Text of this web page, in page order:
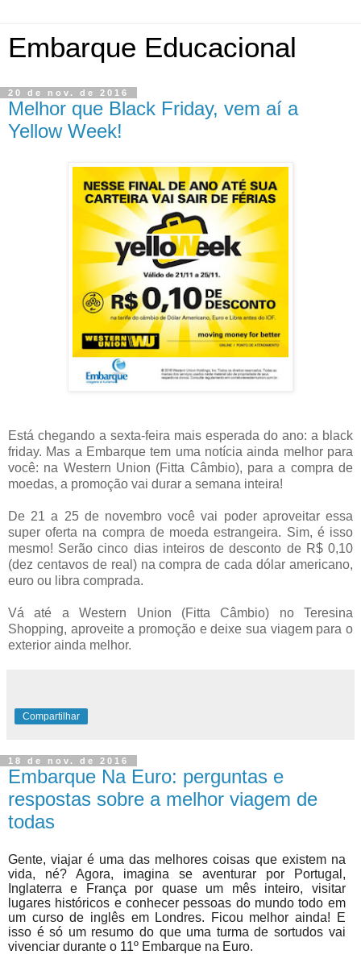
Embarque Educacional
20 de nov. de 2016
Melhor que Black Friday, vem aí a
Yellow Week!
Está chegando a sexta-feira mais esperada do ano: a black
friday. Mas a Embarque tem uma notícia ainda melhor para
você: na Western Union (Fitta Câmbio), para a compra de
moedas, a promoção vai durar a semana inteira!
De 21 a 25 de novembro você vai poder aproveitar essa
super oferta na compra de moeda estrangeira. Sim, é isso
mesmo! Serão cinco dias inteiros de desconto de R$ 0,10
(dez centavos de real) na compra de cada dólar americano,
euro ou libra comprada.
Vá até a Western Union (Fitta Câmbio) no Teresina
Shopping, aproveite a promoção e deixe sua viagem para o
exterior ainda melhor.
Compartilhar
18 de nov. de 2016
Embarque Na Euro: perguntas e
respostas sobre a melhor viagem de
todas
Gente, viajar é uma das melhores coisas que existem na
vida, né? Agora, imagina se aventurar por Portugal,
Inglaterra e França por quase um mês inteiro, visitar
lugares históricos e conhecer pessoas do mundo todo em
um curso de inglês em Londres. Ficou melhor ainda! E
isso é só um resumo do que uma turma de sortudos vai
vivenciar durante o 11º Embarque na Euro.